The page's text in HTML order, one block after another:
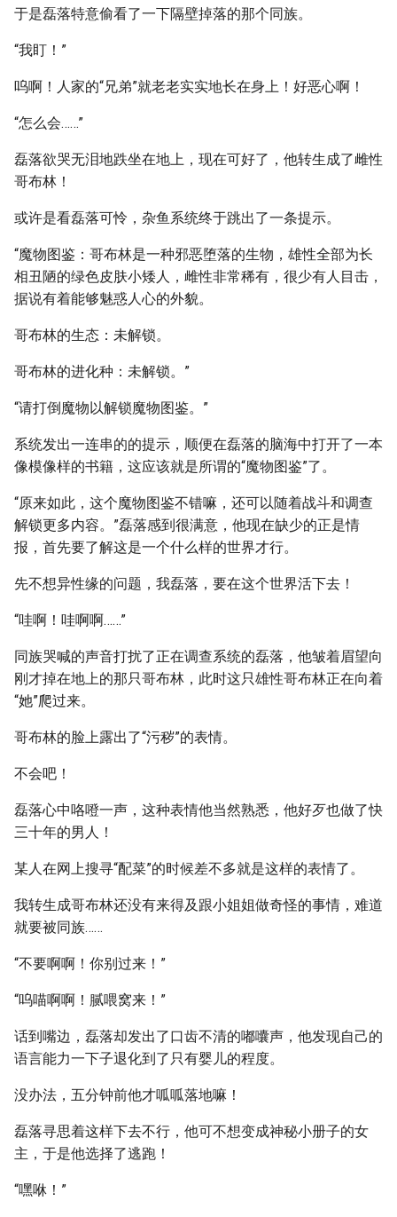
于是磊落特意偷看了一下隔壁掉落的那个同族。
“我盯！”
呜啊！人家的“兄弟”就老老实实地长在身上！好恶心啊！
“怎么会……”
磊落欲哭无泪地跌坐在地上，现在可好了，他转生成了雌性
哥布林！
或许是看磊落可怜，杂鱼系统终于跳出了一条提示。
“魔物图鉴：哥布林是一种邪恶堕落的生物，雄性全部为长
相丑陋的绿色皮肤小矮人，雌性非常稀有，很少有人目击，
据说有着能够魅惑人心的外貌。
哥布林的生态：未解锁。
哥布林的进化种：未解锁。”
“请打倒魔物以解锁魔物图鉴。”
系统发出一连串的的提示，顺便在磊落的脑海中打开了一本
像模像样的书籍，这应该就是所谓的“魔物图鉴”了。
“原来如此，这个魔物图鉴不错嘛，还可以随着战斗和调查
解锁更多内容。”磊落感到很满意，他现在缺少的正是情
报，首先要了解这是一个什么样的世界才行。
先不想异性缘的问题，我磊落，要在这个世界活下去！
“哇啊！哇啊啊……”
同族哭喊的声音打扰了正在调查系统的磊落，他皱着眉望向
刚才掉在地上的那只哥布林，此时这只雄性哥布林正在向着
“她”爬过来。
哥布林的脸上露出了“污秽”的表情。
不会吧！
磊落心中咯噔一声，这种表情他当然熟悉，他好歹也做了快
三十年的男人！
某人在网上搜寻“配菜”的时候差不多就是这样的表情了。
我转生成哥布林还没有来得及跟小姐姐做奇怪的事情，难道
就要被同族……
“不要啊啊！你别过来！”
“呜喵啊啊！腻喂窝来！”
话到嘴边，磊落却发出了口齿不清的嘟囔声，他发现自己的
语言能力一下子退化到了只有婴儿的程度。
没办法，五分钟前他才呱呱落地嘛！
磊落寻思着这样下去不行，他可不想变成神秘小册子的女
主，于是他选择了逃跑！
“嘿咻！”